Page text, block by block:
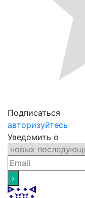
Подписаться
авторизуйтесь
Уведомить о